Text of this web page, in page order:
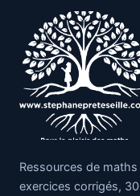
Ressources de
exercices corrigés,